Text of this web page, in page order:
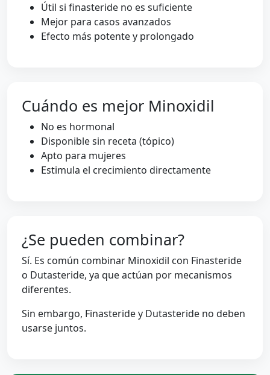
Útil si finasteride no es suficiente
Mejor para casos avanzados
Efecto más potente y prolongado
Cuándo es mejor Minoxidil
No es hormonal
Disponible sin receta (tópico)
Apto para mujeres
Estimula el crecimiento directamente
¿Se pueden combinar?
Sí. Es común combinar Minoxidil con Finasteride
o Dutasteride, ya que actúan por mecanismos
diferentes.
Sin embargo, Finasteride y Dutasteride no deben
usarse juntos.